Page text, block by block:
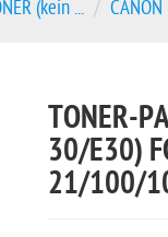
(kein ... CANON
TONER-
30/E30)
21/100/